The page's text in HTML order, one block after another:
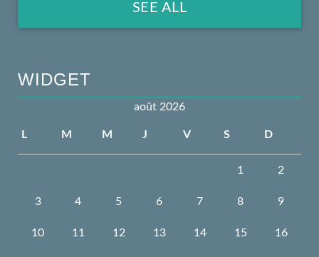
SEE ALL
WIDGET
août 2026
L M M J V S D
1 2
3 4 5 6 7 8 9
10 11 12 13 14 15 16